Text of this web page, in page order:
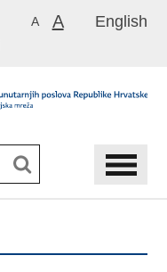
English
A A